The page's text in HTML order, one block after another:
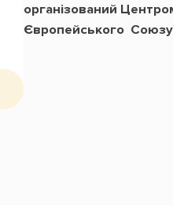
організований
Європейського Союзу